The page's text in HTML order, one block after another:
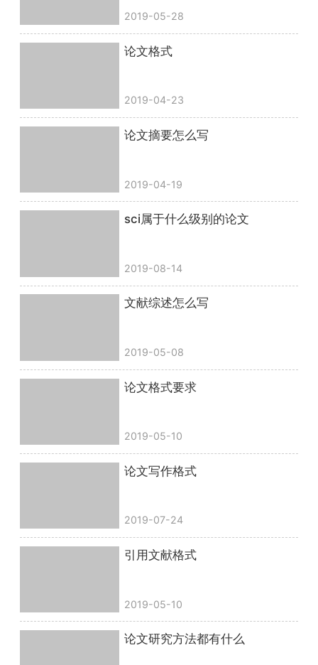
2019-05-28
论文格式
2019-04-23
论文摘要怎么写
2019-04-19
sci属于什么级别的论文
2019-08-14
文献综述怎么写
2019-05-08
论文格式要求
2019-05-10
论文写作格式
2019-07-24
引用文献格式
2019-05-10
论文研究方法都有什么